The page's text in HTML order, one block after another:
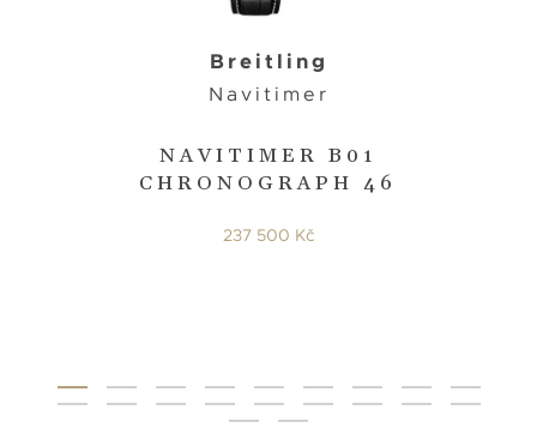
NAVITIMER B01
CHRONOGRAPH 46
Breitling
Navitimer
237 500 Kč